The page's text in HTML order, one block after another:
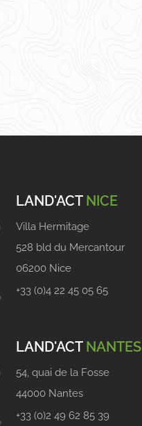
LAND'ACT NICE
Villa Hermitage
528 bld du Mercantour
06200 Nice
+33 (0)4 22 45 05 65
LAND'ACT NANTES
54, quai de la Fosse
44000 Nantes
+33 (0)2 49 62 85 39